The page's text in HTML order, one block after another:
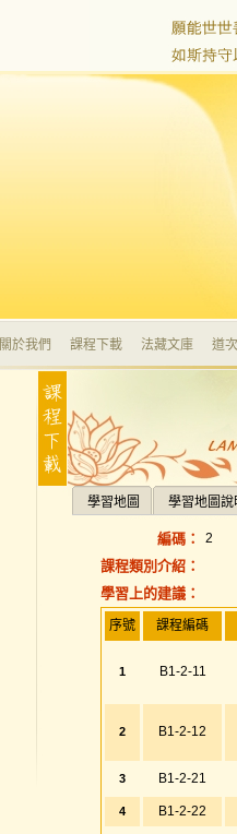
關於我們 課程下載 法藏文庫 道
學習地圖 學習地圖說
編碼： 2
課程類別介紹：
學習上的建議：
序號 課程編碼
1 B1-2-11
2 B1-2-12
3 B1-2-21
4 B1-2-22